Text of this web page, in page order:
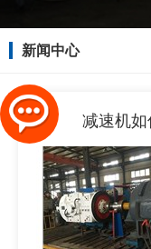
新闻中心
减速机